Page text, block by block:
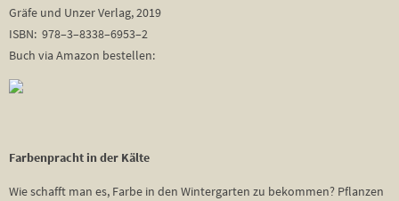
Gräfe und Unzer Verlag, 2019
ISBN: 978–3–8338–6953–2
Buch via Amazon bestellen:
Farbenpracht in der Kälte
Wie schafft man es, Farbe in den Wintergarten zu bekommen? Pflanzen